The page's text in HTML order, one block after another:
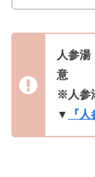
人参
意
※人参
▼
『